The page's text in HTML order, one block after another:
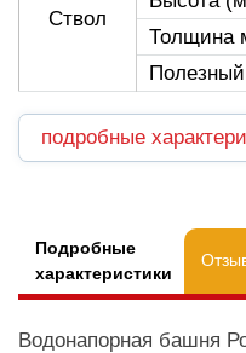
Ствол
Толщина
подробные
Подробные
характеристики
Водонапорная башня